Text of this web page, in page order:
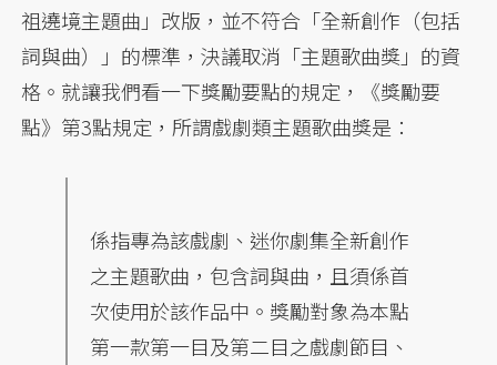
祖遶境主題曲」改版，並不符合「全新創作（包括
詞與曲）」的標準，決議取消「主題歌曲獎」的資
格。就讓我們看一下獎勵要點的規定，《獎勵要
點》第3點規定，所謂戲劇類主題歌曲獎是：
係指專為該戲劇、迷你劇集全新創作
之主題歌曲，包含詞與曲，且須係首
次使用於該作品中。獎勵對象為本點
第一款第一目及第二目之戲劇節目、